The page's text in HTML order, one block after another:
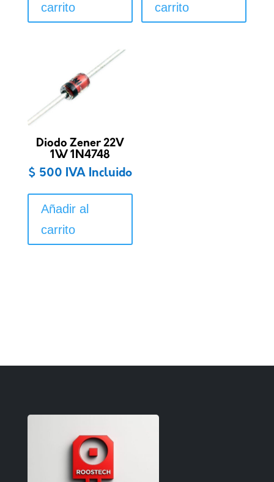
carrito
carrito
Diodo Zener 22V
1W 1N4748
$ 500 IVA Incluido
Añadir al
carrito